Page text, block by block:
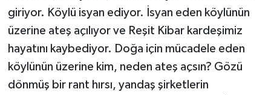
giriyor. Köylü isyan ediyor. İsyan eden köylünün
üzerine ateş açılıyor ve Reşit Kibar kardeşimiz
hayatını kaybediyor. Doğa için mücadele eden
köylünün üzerine kim, neden ateş açsın? Gözü
dönmüş bir rant hırsı, yandaş şirketlerin